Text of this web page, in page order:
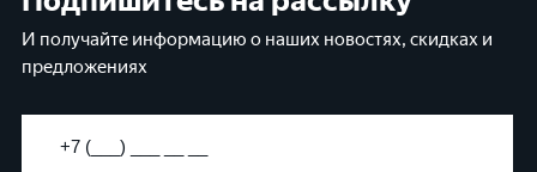
И получайте информацию о наших новостях, скидках и
предложениях